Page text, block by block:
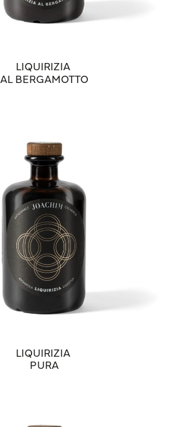
LIQUIRIZIA
AL BERGAMOTTO
LIQUIRIZIA
PURA